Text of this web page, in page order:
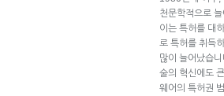
천문학적으로
이는 특허를 대
로 특허를 취득
많이 늘어났습
술의 혁신에도
웨어의 특허권